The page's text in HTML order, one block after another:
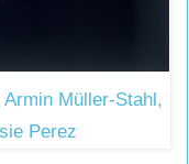
Müller-Stahl,
Perez